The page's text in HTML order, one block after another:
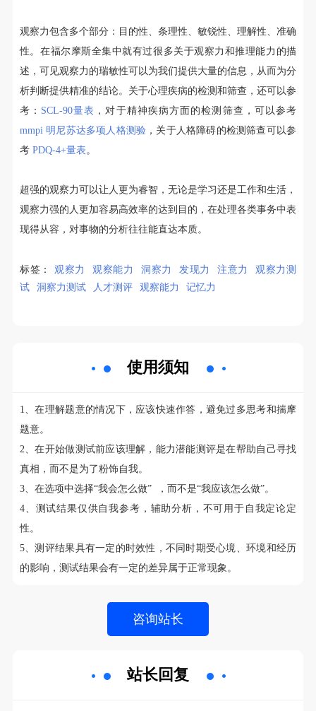
观察力包含多个部分：目的性、条理性、敏锐性、理解性、准确
性。在福尔摩斯全集中就有过很多关于观察力和推理能力的描
述，可见观察力的瑞敏性可以为我们提供大量的信息，从而为分
析判断提供精准的结论。关于心理疾病的检测和筛查，还可以参
考： SCL-90量表 ，对于精神疾病方面的检测筛查，可以参考
mmpi 明尼苏达多项人格测验 ，关于人格障碍的检测筛查可以参
考 PDQ-4+量表。
超强的观察力可以让人更为睿智，无论是学习还是工作和生活，
观察力强的人更加容易高效率的达到目的，在处理各类事务中表
现得从容，对事物的分析往往能直达本质。
标签： 观察力 观察能力 洞察力 发现力 注意力
观察力测
试
洞察力测试 人才测评 观察能力 记忆力
使用须知
1、在理解题意的情况下，应该快速作答，避免过多思考和揣摩
题意。
2、在开始做测试前应该理解，能力潜能测评是在帮助自己寻找
真相，而不是为了粉饰自我。
3、在选项中选择“我会怎么做” ，而不是“我应该怎么做”。
4、测试结果仅供自我参考，辅助分析，不可用于自我定论定
性。
5、测评结果具有一定的时效性，不同时期受心境、环境和经历
的影响，测试结果会有一定的差异属于正常现象。
站长回复